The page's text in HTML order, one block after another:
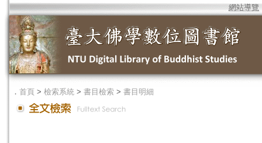
網站導覽
． 首頁 > 檢索系統 > 書目檢索 > 書目明細